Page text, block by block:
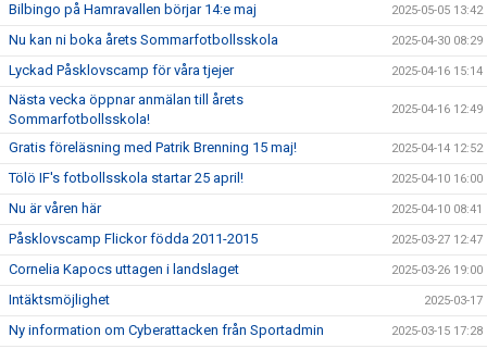
Bilbingo på Hamravallen börjar 14:e maj 2025-05-05 13:42
Nu kan ni boka årets Sommarfotbollsskola 2025-04-30 08:29
Lyckad Påsklovscamp för våra tjejer 2025-04-16 15:14
Nästa vecka öppnar anmälan till årets
Sommarfotbollsskola!
2025-04-16 12:49
Gratis föreläsning med Patrik Brenning 15 maj! 2025-04-14 12:52
Tölö IF's fotbollsskola startar 25 april! 2025-04-10 16:00
Nu är våren här 2025-04-10 08:41
Påsklovscamp Flickor födda 2011-2015 2025-03-27 12:47
Cornelia Kapocs uttagen i landslaget 2025-03-26 19:00
Intäktsmöjlighet 2025-03-17
Ny information om Cyberattacken från Sportadmin 2025-03-15 17:28